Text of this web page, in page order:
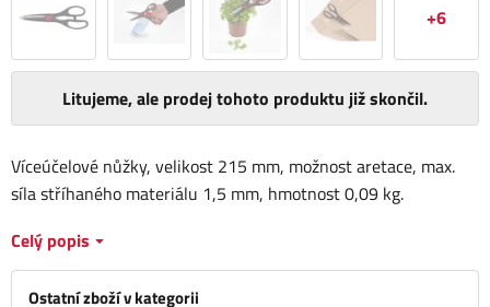
+6
Ostatní zboží v kategorii
Víceúčelové nůžky, velikost 215 mm, možnost aretace, max.
síla stříhaného materiálu 1,5 mm, hmotnost 0,09 kg.
Celý popis
Litujeme, ale prodej tohoto produktu již skončil.